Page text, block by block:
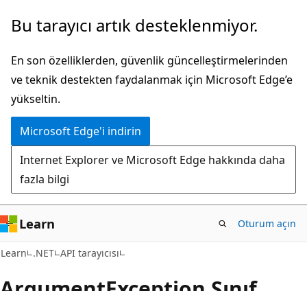
Ana
atla
Sayfa
gezintiye
atla
Bu tarayıcı artık desteklenmiyor.
En son özelliklerden, güvenlik güncelleştirmelerinden
ve teknik destekten faydalanmak için Microsoft Edge’e
yükseltin.
Microsoft Edge'i indirin
Internet Explorer ve Microsoft Edge hakkında daha
fazla bilgi
Learn Oturum açın
Learn .NET API tarayıcısı